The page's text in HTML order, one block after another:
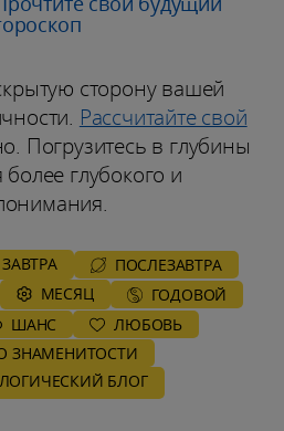
сторону вашей
Рассчитайте свой
Погрузитесь в глубины
глубокого и
ЗАВТРА
ПОСЛЕЗАВТРА
MЕСЯЦ
ГОДОВОЙ
ШАНС
ЛЮБОВЬ
ЗНАМЕНИТОСТИ
БЛОГ